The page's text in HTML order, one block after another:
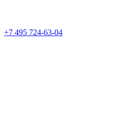
+7 495 724-63-04